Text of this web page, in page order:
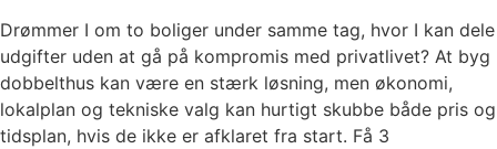
Drømmer I om to boliger under samme tag, hvor I kan dele
udgifter uden at gå på kompromis med privatlivet? At byg
dobbelthus kan være en stærk løsning, men økonomi,
lokalplan og tekniske valg kan hurtigt skubbe både pris og
tidsplan, hvis de ikke er afklaret fra start. Få 3